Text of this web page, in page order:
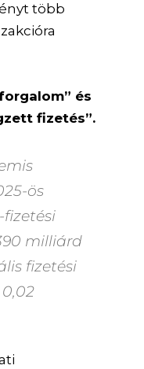
több
és
fizetés”.
ös
milliárd
fizetési